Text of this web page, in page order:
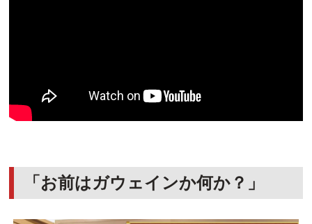
「お前はガウェインか何か？」